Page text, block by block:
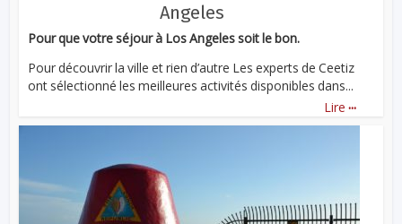
Angeles
Pour que votre séjour à Los Angeles soit le bon.
Pour découvrir la ville et rien d’autre Les experts de Ceetiz
ont sélectionné les meilleures activités disponibles dans...
Lire ...